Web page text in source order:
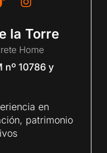
la Torre
Home
nº 10786 y
en
patrimonio